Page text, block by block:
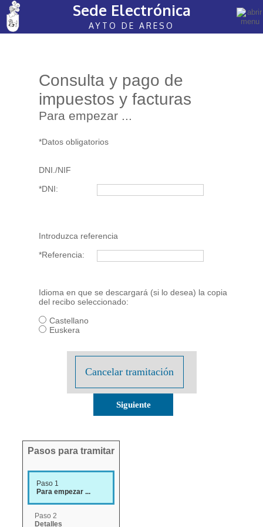
Sede Electrónica
AYTO DE ARESO
Consulta y pago de
impuestos y facturas
Para empezar ...
*Datos obligatorios
DNI./NIF
*DNI:
Introduzca referencia
*Referencia:
Idioma en que se descargará (si lo desea) la copia
del recibo seleccionado:
Castellano
Euskera
Cancelar tramitación
Pasos para tramitar
Paso 1
Para empezar ...
Paso 2
Detalles